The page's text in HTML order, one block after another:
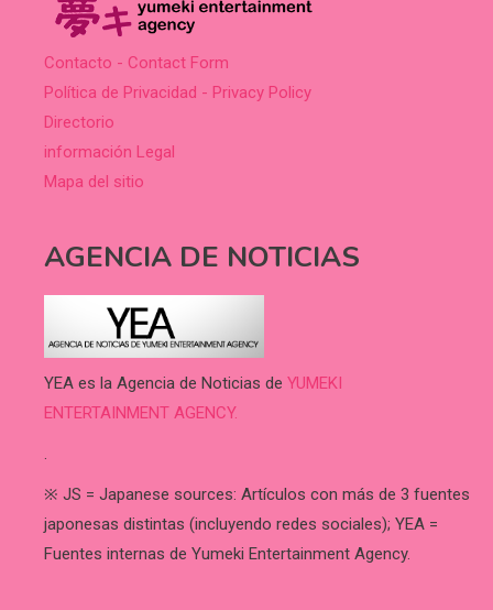
Contacto - Contact Form
Política de Privacidad - Privacy Policy
Directorio
información Legal
Mapa del sitio
AGENCIA DE NOTICIAS
YEA es la Agencia de Noticias de YUMEKI
ENTERTAINMENT AGENCY.
.
※ JS = Japanese sources: Artículos con más de 3 fuentes
japonesas distintas (incluyendo redes sociales); YEA =
Fuentes internas de Yumeki Entertainment Agency.